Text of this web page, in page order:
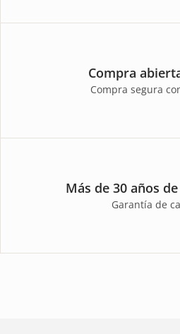
Compra
Compra segura
Más de 30 años
Garantía de